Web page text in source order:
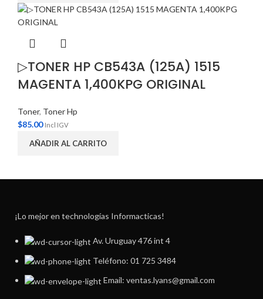
▷TONER HP CB543A (125A) 1515
MAGENTA 1,400KPG ORIGINAL
Toner, Toner Hp
$85.00 Incl IGV
AÑADIR AL CARRITO
¡Lo mejor en technologías Informacticas!
Av. Uruguay 476 int 4
Teléfono: 01 725 3484
Email: ventas.lyans@gmail.com